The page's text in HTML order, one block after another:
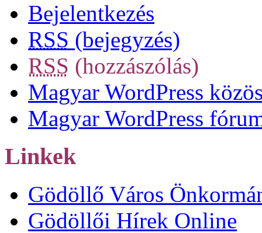
Bejelentkezés
RSS (bejegyzés)
RSS (hozzászólás)
Magyar WordPress
Magyar WordPress
Linkek
Gödöllő Város
Gödöllői Hírek Online